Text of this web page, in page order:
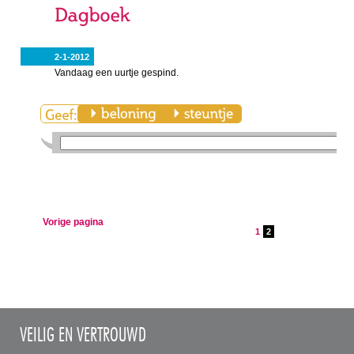
2-1-2012
Vandaag een uurtje gespind.
Vorige pagina
1 2
VEILIG EN VERTROUWD